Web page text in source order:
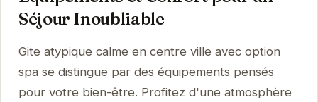
Séjour Inoubliable
Gite atypique calme en centre ville avec option
spa se distingue par des équipements pensés
pour votre bien-être. Profitez d'une atmosphère